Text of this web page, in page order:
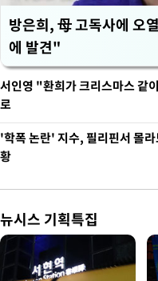
방은희, 母 고독사에 오
에 발견"
서인영 "환희가 크리스마스 같
로
'학폭 논란' 지수, 필리핀서 몰
황
뉴시스 기획특집